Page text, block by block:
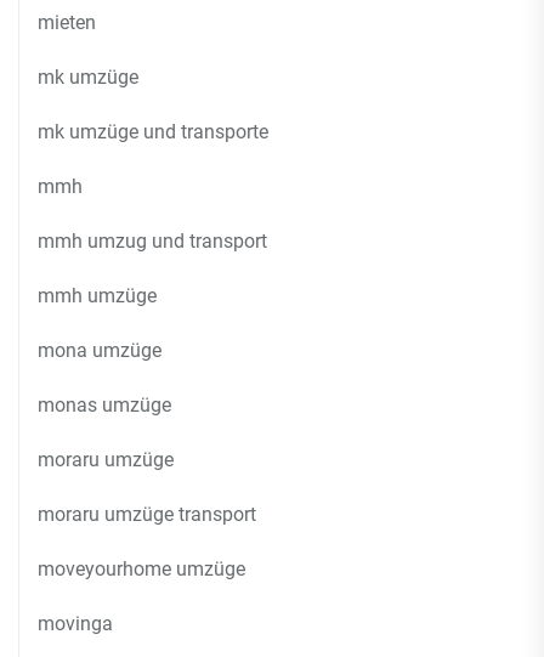
mieten
mk umzüge
mk umzüge und transporte
mmh
mmh umzug und transport
mmh umzüge
mona umzüge
monas umzüge
moraru umzüge
moraru umzüge transport
moveyourhome umzüge
movinga